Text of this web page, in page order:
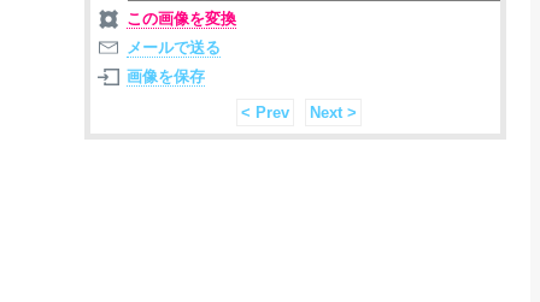
この画像を変換
メールで送る
画像を保存
< Prev
Next >